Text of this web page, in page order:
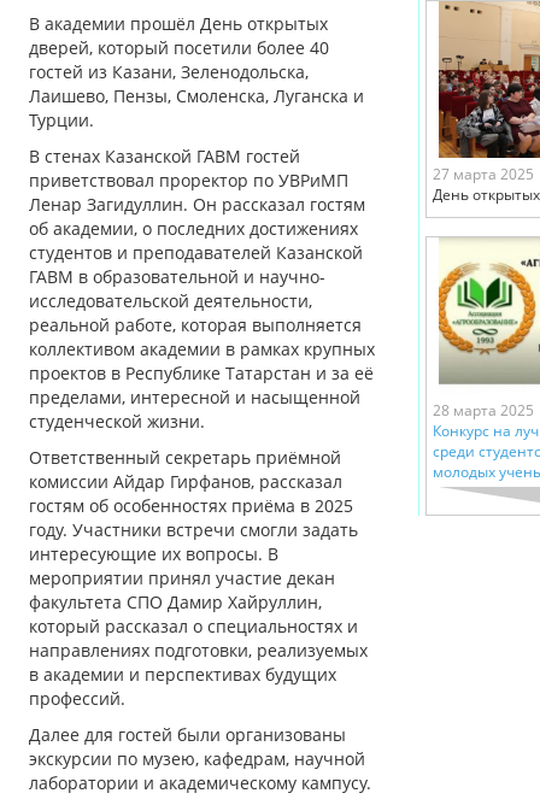
В академии прошёл День открытых
дверей, который посетили более 40
гостей из Казани, Зеленодольска,
Лаишево, Пензы, Смоленска, Луганска и
Турции.
В стенах Казанской ГАВМ гостей
приветствовал проректор по УВРиМП
Ленар Загидуллин. Он рассказал гостям
об академии, о последних достижениях
студентов и преподавателей Казанской
ГАВМ в образовательной и научно-
исследовательской деятельности,
реальной работе, которая выполняется
коллективом академии в рамках крупных
проектов в Республике Татарстан и за её
пределами, интересной и насыщенной
студенческой жизни.
Ответственный секретарь приёмной
комиссии Айдар Гирфанов, рассказал
гостям об особенностях приёма в 2025
году. Участники встречи смогли задать
интересующие их вопросы. В
мероприятии принял участие декан
факультета СПО Дамир Хайруллин,
который рассказал о специальностях и
направлениях подготовки, реализуемых
в академии и перспективах будущих
профессий.
Далее для гостей были организованы
экскурсии по музею, кафедрам, научной
лаборатории и академическому кампусу.
27 марта 2025
День
28 марта 2025
Конкурс на
среди
молодых